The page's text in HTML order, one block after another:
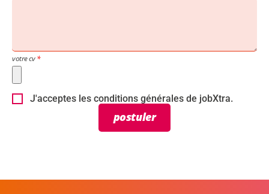
votre cv
J'acceptes les conditions générales de jobXtra.
postuler